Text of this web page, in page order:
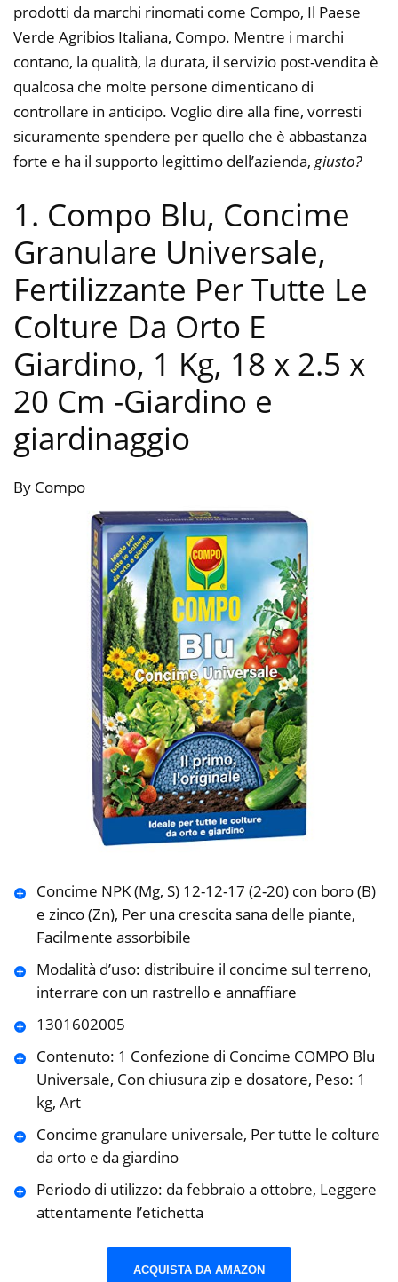
prodotti da marchi rinomati come Compo, Il Paese
Verde Agribios Italiana, Compo. Mentre i marchi
contano, la qualità, la durata, il servizio post-vendita è
qualcosa che molte persone dimenticano di
controllare in anticipo. Voglio dire alla fine, vorresti
sicuramente spendere per quello che è abbastanza
forte e ha il supporto legittimo dell’azienda, giusto?
1. Compo Blu, Concime
Granulare Universale,
Fertilizzante Per Tutte Le
Colture Da Orto E
Giardino, 1 Kg, 18 x 2.5 x
20 Cm -Giardino e
giardinaggio
By Compo
Concime NPK (Mg, S) 12-12-17 (2-20) con boro (B)
e zinco (Zn), Per una crescita sana delle piante,
Facilmente assorbibile
Modalità d’uso: distribuire il concime sul terreno,
interrare con un rastrello e annaffiare
1301602005
Contenuto: 1 Confezione di Concime COMPO Blu
Universale, Con chiusura zip e dosatore, Peso: 1
kg, Art
Concime granulare universale, Per tutte le colture
da orto e da giardino
Periodo di utilizzo: da febbraio a ottobre, Leggere
attentamente l’etichetta
ACQUISTA DA AMAZON